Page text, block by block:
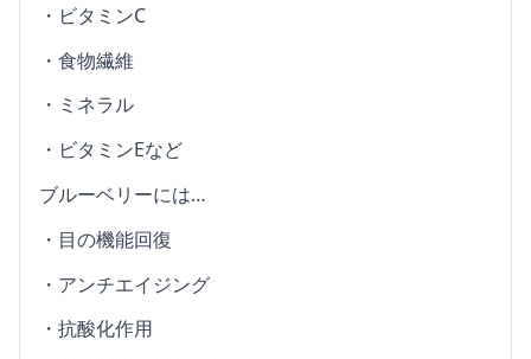
・ビタミンC
・食物繊維
・ミネラル
・ビタミンEなど
ブルーベリーには…
・目の機能回復
・アンチエイジング
・抗酸化作用